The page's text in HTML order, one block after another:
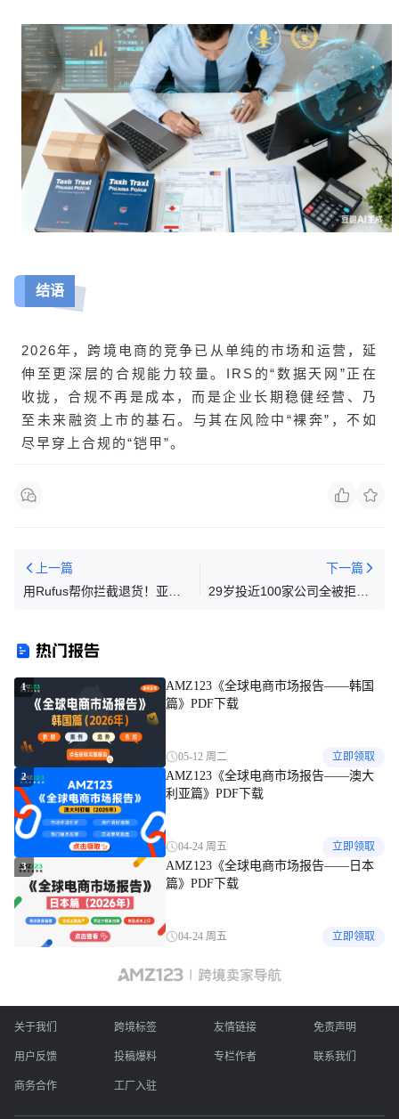
结语
2026年，跨境电商的竞争已从单纯的市场和运营，延
伸至更深层的合规能力较量。IRS的“数据天网”正在
收拢，合规不再是成本，而是企业长期稳健经营、乃
至未来融资上市的基石。与其在风险中“裸奔”，不如
尽早穿上合规的“铠甲”。
上一篇
用Rufus帮你拦截退货！亚马
下一篇
29岁投近100家公司全被拒，6
热门报告
1
AMZ123《全球电商市场报告——韩国
篇》PDF下载
05-12 周二 立即领取
2
AMZ123《全球电商市场报告——澳大
利亚篇》PDF下载
04-24 周五 立即领取
3
AMZ123《全球电商市场报告——日本
篇》PDF下载
04-24 周五 立即领取
关于我们 跨境标签 友情链接 免责声明
用户反馈 投稿爆料 专栏作者 联系我们
商务合作 工厂入驻